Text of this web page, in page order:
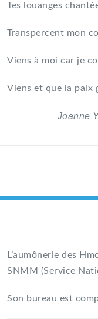
Tes louanges
Transpercent mon
Viens à moi car je
Viens et que la paix
Joanne
L’aumônerie des
SNMM (Service
Son bureau est